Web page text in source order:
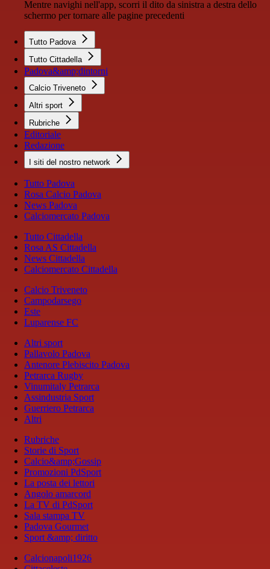
Mentre navighi nell'app, scorri il dito da sinistra a destra dello
schermo per tornare alle pagine precedenti
Tutto Padova
Tutto Cittadella
Padova&amp;dintorni
Calcio Triveneto
Altri sport
Rubriche
Editoriale
Redazione
I siti del nostro network
Tutto Padova
Rosa Calcio Padova
News Padova
Calciomercato Padova
Tutto Cittadella
Rosa AS Cittadella
News Cittadella
Calciomercato Cittadella
Calcio Triveneto
Campodarsego
Este
Luparense FC
Altri sport
Pallavolo Padova
Antenore Plebiscito Padova
Petrarca Rugby
Vinumitaly Petrarca
Assindustria Sport
Guerriero Petrarca
Altri
Rubriche
Storie di Sport
Calcio&amp;Gossip
Promozioni PdSport
La posta dei lettori
Angolo amarcord
La TV di PdSport
Sala stampa TV
Padova Gourmet
Sport &amp; diritto
Calcionapoli1926